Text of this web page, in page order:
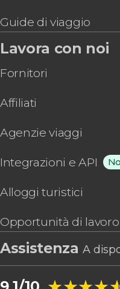
Guide di viaggio
Lavora con noi
Fornitori
Affiliati
Agenzie viaggi
Integrazioni e API
Alloggi turistici
Opportunità di lavoro
AssistenzaA